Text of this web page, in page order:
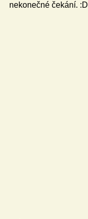
nekonečné čekání. :D